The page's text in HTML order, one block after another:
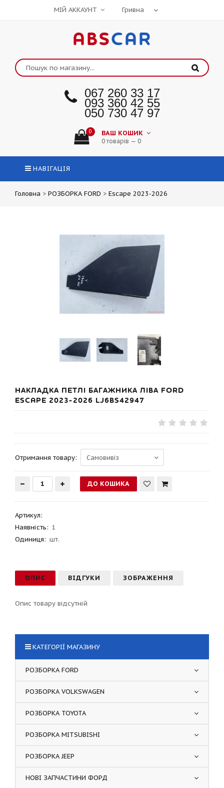
МІЙ АККАУНТ
ABSCAR
067 260 33 17
093 360 42 55
050 730 47 97
0 ВАШ КОШИК
0 товарів — 0
НАВІГАЦІЯ
Головна > РОЗБОРКА FORD > Escape 2023-2026
НАКЛАДКА ПЕТЛІ БАГАЖНИКА ЛІВА FORD
ESCAPE 2023-2026 LJ6BS42947
Отримання товару:
Артикул:
Наявність: 1
Одиниця: шт.
ОПИС ВІДГУКИ ЗОБРАЖЕННЯ
Опис товару відсутній
КАТЕГОРІЇ МАГАЗИНУ
РОЗБОРКА FORD
РОЗБОРКА VOLKSWAGEN
РОЗБОРКА TOYOTA
РОЗБОРКА MITSUBISHI
РОЗБОРКА JEEP
НОВІ ЗАПЧАСТИНИ ФОРД